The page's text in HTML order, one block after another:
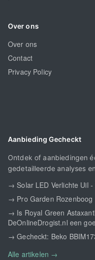
Over ons
Over ons
Contact
Privacy Policy
Aanbieding Gecheckt
Ontdek of aanbiedingen
gedetailleerde analyses
→ Solar LED Verlichte Uil
→ Pro Garden Rozenboog
→ Is Royal Green
DeOnlineDrogist.nl een
→ Gecheckt: Beko
Alle artikelen →